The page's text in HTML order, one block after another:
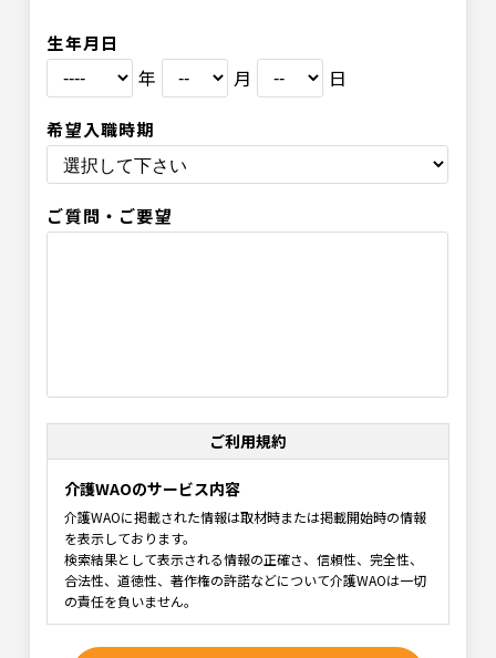
生年月日
年 月 日
希望入職時期
ご質問・ご要望
ご利用規約
介護WAOのサービス内容
介護WAOに掲載された情報は取材時または掲載開始時の情報
を表示しております。
検索結果として表示される情報の正確さ、信頼性、完全性、
合法性、道徳性、著作権の許諾などについて介護WAOは一切
の責任を負いません。
利用規約の範囲